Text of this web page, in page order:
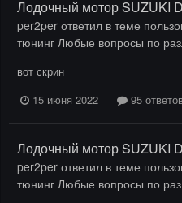
Лодочный мотор SUZUKI
per2per ответил в теме
тюнинг Любые вопросы по
вот скрин
15 июня 2022
95
Лодочный мотор SUZUKI
per2per ответил в теме
тюнинг Любые вопросы по